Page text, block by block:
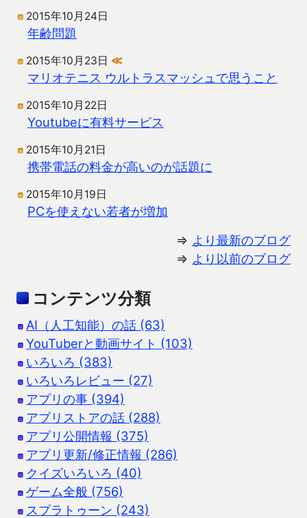
2015年10月24日
年齢問題
2015年10月23日 ≪
マリオテニス ウルトラスマッシュで思うこと
2015年10月22日
Youtubeに有料サービス
2015年10月21日
携帯電話の料金が高いのが話題に
2015年10月19日
PCを使えない若者が増加
⇒ より最新のブログ
⇒ より以前のブログ
コンテンツ分類
AI（人工知能）の話 (63)
YouTuberと動画サイト (103)
いろいろ (383)
いろいろレビュー (27)
アプリの事 (394)
アプリストアの話 (288)
アプリ公開情報 (375)
アプリ更新/修正情報 (286)
クイズいろいろ (40)
ゲーム全般 (756)
スプラトゥーン (243)